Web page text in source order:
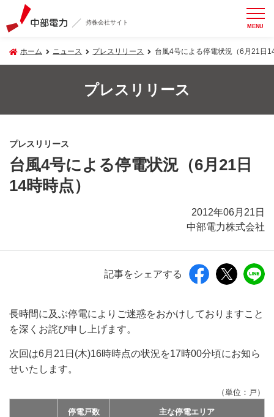
持株会社サイト MENU
ホーム ニュース プレスリリース 台風4号による停電状況（6月21日
プレスリリース
プレスリリース
台風4号による停電状況（6月21日
14時時点）
2012年06月21日
中部電力株式会社
記事をシェアする
長時間に及ぶ停電によりご迷惑をおかけしておりますこと
を深くお詫び申し上げます。
次回は6月21日(木)16時時点の状況を17時00分頃にお知ら
せいたします。
（単位：戸）
停電戸数 主な停電エリア